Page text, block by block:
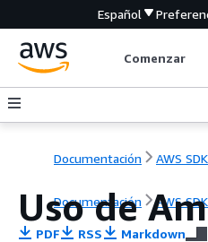
Español
Comenzar
Documentación AWS
Documentación AWS
Uso de
PDF RSS Markdown